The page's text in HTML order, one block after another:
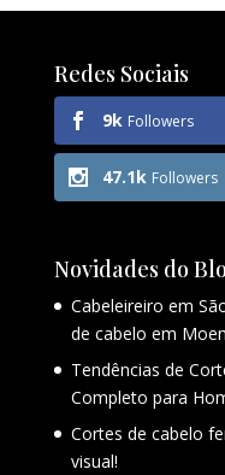
Redes Sociais
9k Followers
47.1k Followers
Novidades do
Cabeleireiro em
de cabelo em
Tendências de
Completo para
Cortes de cabelo
visual!